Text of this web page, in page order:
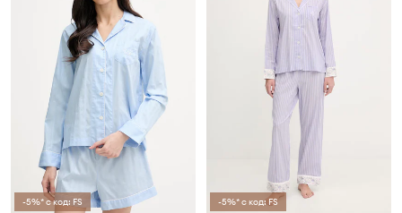
-5%* с код: FS -5%* с код: FS